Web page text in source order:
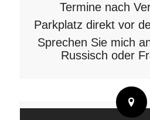
Termine nach
Parkplatz direkt vor
Sprechen Sie mich
Russisch oder